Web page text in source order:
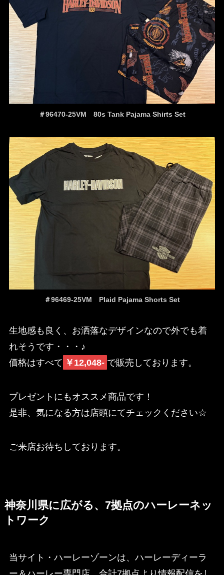
＃96470-25VM 80s Tank Pajama Shirts Set
＃96469-25VM Plaid Pajama Shorts Set
生地感も良く、お洒落なデザインなので外でも着
れそうです・・・♪
価格はすべて ￥12,048- で販売しております。
プレゼントにもオススメ商品です！
是非、気になる方は店頭にてチェックください☆
ご来店お待ちしております。
神奈川県に広がる、7拠点のハーレーネッ
トワーク
当サイト・ハーレーゾーンは、ハーレーディーラ